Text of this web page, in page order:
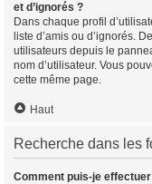
et d’ignorés ?
Dans chaque profil
liste d’amis ou d’ignorés.
utilisateurs depuis le
nom d’utilisateur. Vous
cette même page.
Haut
Recherche dans les
Comment puis-je